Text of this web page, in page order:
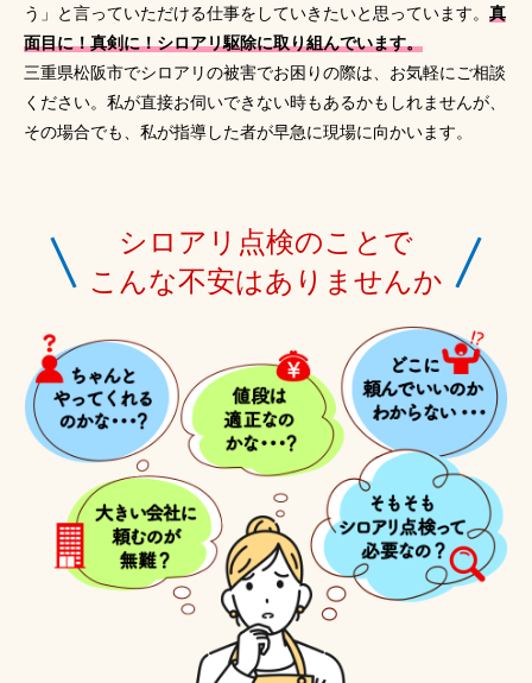
う」と言っていただける仕事をしていきたいと思っています。 真
面目に！真剣に！シロアリ駆除に取り組んでいます。
三重県松阪市でシロアリの被害でお困りの際は、お気軽にご相談
ください。私が直接お伺いできない時もあるかもしれませんが、
その場合でも、私が指導した者が早急に現場に向かいます。
シロアリ点検のことで
こんな不安はありませんか